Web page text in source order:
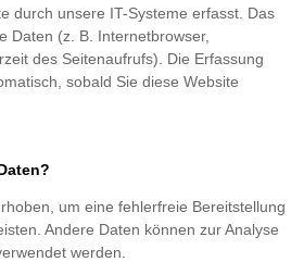
durch unsere IT-Systeme erfasst. Das
Daten (z. B. Internetbrowser,
des Seitenaufrufs). Die Erfassung
sobald Sie diese Website
um eine fehlerfreie Bereitstellung
Andere Daten können zur Analyse
werden.